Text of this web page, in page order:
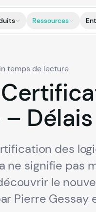
Ressources
temps de lecture
– Délais
des
ne signifie pas
le
Pierre Gessay